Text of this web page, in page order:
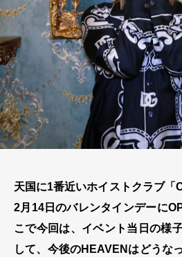
天国に1番近いホイストクラブ
2月14日のバレンタインデーに
こで今回は、イベント当日の様
して、今後のHEAVENはどうな